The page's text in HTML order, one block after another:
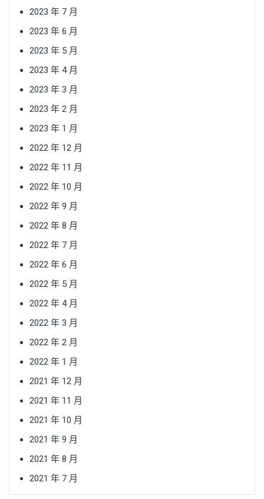
2023 年 7 月
2023 年 6 月
2023 年 5 月
2023 年 4 月
2023 年 3 月
2023 年 2 月
2023 年 1 月
2022 年 12 月
2022 年 11 月
2022 年 10 月
2022 年 9 月
2022 年 8 月
2022 年 7 月
2022 年 6 月
2022 年 5 月
2022 年 4 月
2022 年 3 月
2022 年 2 月
2022 年 1 月
2021 年 12 月
2021 年 11 月
2021 年 10 月
2021 年 9 月
2021 年 8 月
2021 年 7 月